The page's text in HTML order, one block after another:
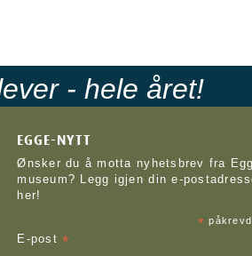
- hele året!
EGGE-NYTT
Ønsker du å motta nyhetsbrev fra
museum? Legg igjen din e-
her!
*
E-post*